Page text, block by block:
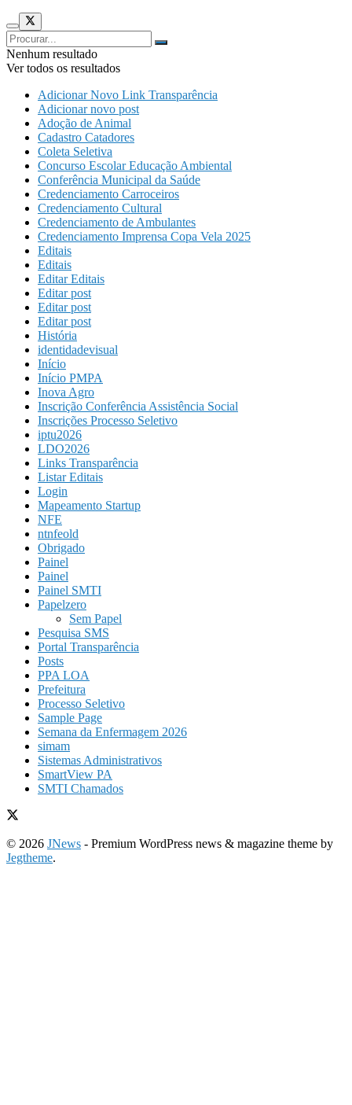
Nenhum resultado
Ver todos os resultados
Adicionar Novo Link Transparência
Adicionar novo post
Adoção de Animal
Cadastro Catadores
Coleta Seletiva
Concurso Escolar Educação Ambiental
Conferência Municipal da Saúde
Credenciamento Carroceiros
Credenciamento Cultural
Credenciamento de Ambulantes
Credenciamento Imprensa Copa Vela 2025
Editais
Editais
Editar Editais
Editar post
Editar post
Editar post
História
identidadevisual
Início
Início PMPA
Inova Agro
Inscrição Conferência Assistência Social
Inscrições Processo Seletivo
iptu2026
LDO2026
Links Transparência
Listar Editais
Login
Mapeamento Startup
NFE
ntnfeold
Obrigado
Painel
Painel
Painel SMTI
Papelzero
Sem Papel
Pesquisa SMS
Portal Transparência
Posts
PPA LOA
Prefeitura
Processo Seletivo
Sample Page
Semana da Enfermagem 2026
simam
Sistemas Administrativos
SmartView PA
SMTI Chamados
© 2026 JNews - Premium WordPress news & magazine theme by
Jegtheme.